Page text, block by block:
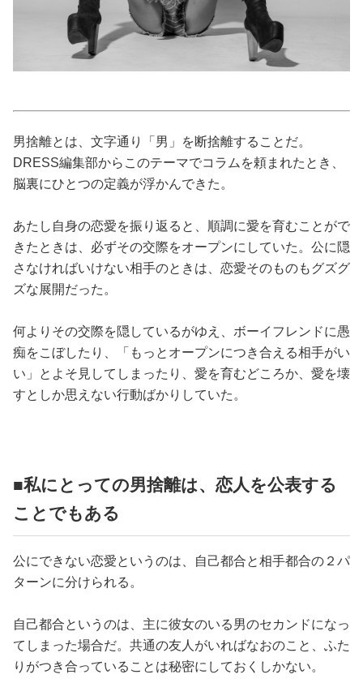
ココロ/カラダ
グルメ
カルチャー/エンタメ
性と愛
ゲーム
男捨離とは、文字通り「男」を断捨離することだ。
DRESS編集部からこのテーマでコラムを頼まれたとき、
脳裏にひとつの定義が浮かんできた。
あたし自身の恋愛を振り返ると、順調に愛を育むことがで
きたときは、必ずその交際をオープンにしていた。公に隠
さなければいけない相手のときは、恋愛そのものもグズグ
ズな展開だった。
何よりその交際を隠しているがゆえ、ボーイフレンドに愚
痴をこぼしたり、「もっとオープンにつき合える相手がい
い」とよそ見してしまったり、愛を育むどころか、愛を壊
すとしか思えない行動ばかりしていた。
■私にとっての男捨離は、恋人を公表する
ことでもある
公にできない恋愛というのは、自己都合と相手都合の２パ
ターンに分けられる。
自己都合というのは、主に彼女のいる男のセカンドになっ
てしまった場合だ。共通の友人がいればなおのこと、ふた
りがつき合っていることは秘密にしておくしかない。